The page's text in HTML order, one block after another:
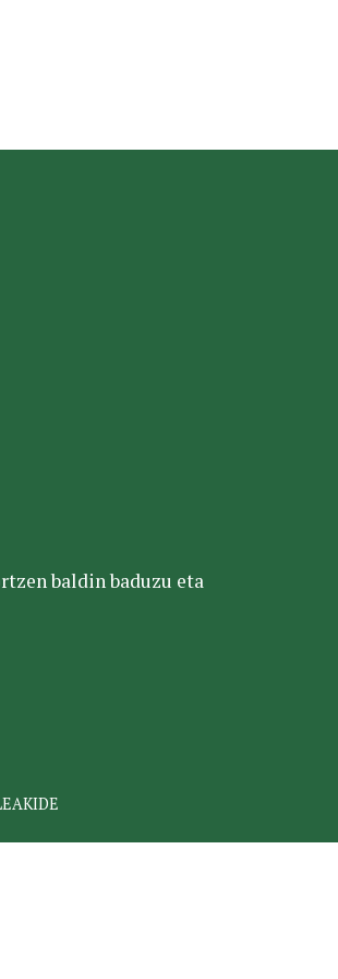
baldin baduzu eta